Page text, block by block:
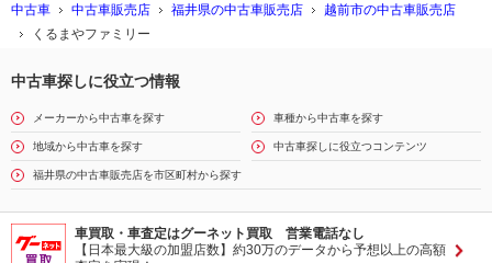
中古車 中古車販売店 福井県の中古車販売店
越前市の中古車販売店
くるまやファミリー
中古車探しに役立つ情報
メーカーから中古車を探す 車種から中古車を探す
地域から中古車を探す 中古車探しに役立つコンテンツ
福井県の中古車販売店を市区町村から探す
車買取・車査定はグーネット買取 営業電話なし
【日本最大級の加盟店数】約30万のデータから予想以上の高額